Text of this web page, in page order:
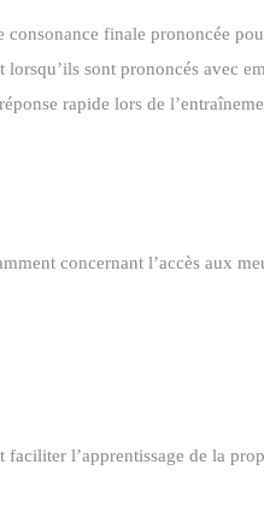
finale prononcée
sont prononcés avec
rapide lors de
concernant l’accès aux
l’apprentissage de la